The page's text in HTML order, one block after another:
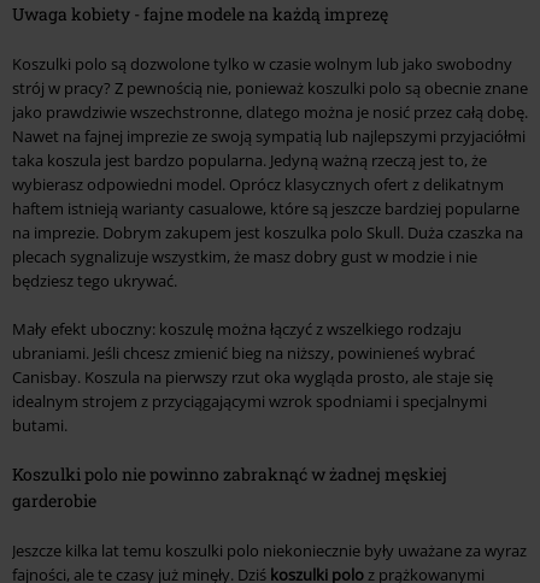
Uwaga kobiety - fajne modele na każdą imprezę
Koszulki polo są dozwolone tylko w czasie wolnym lub jako swobodny
strój w pracy? Z pewnością nie, ponieważ koszulki polo są obecnie znane
jako prawdziwie wszechstronne, dlatego można je nosić przez całą dobę.
Nawet na fajnej imprezie ze swoją sympatią lub najlepszymi przyjaciółmi
taka koszula jest bardzo popularna. Jedyną ważną rzeczą jest to, że
wybierasz odpowiedni model. Oprócz klasycznych ofert z delikatnym
haftem istnieją warianty casualowe, które są jeszcze bardziej popularne
na imprezie. Dobrym zakupem jest koszulka polo Skull. Duża czaszka na
plecach sygnalizuje wszystkim, że masz dobry gust w modzie i nie
będziesz tego ukrywać.
Mały efekt uboczny: koszulę można łączyć z wszelkiego rodzaju
ubraniami. Jeśli chcesz zmienić bieg na niższy, powinieneś wybrać
Canisbay. Koszula na pierwszy rzut oka wygląda prosto, ale staje się
idealnym strojem z przyciągającymi wzrok spodniami i specjalnymi
butami.
Koszulki polo nie powinno zabraknąć w żadnej męskiej
garderobie
Jeszcze kilka lat temu koszulki polo niekoniecznie były uważane za wyraz
fajności, ale te czasy już minęły. Dziś koszulki poloz prążkowanymi